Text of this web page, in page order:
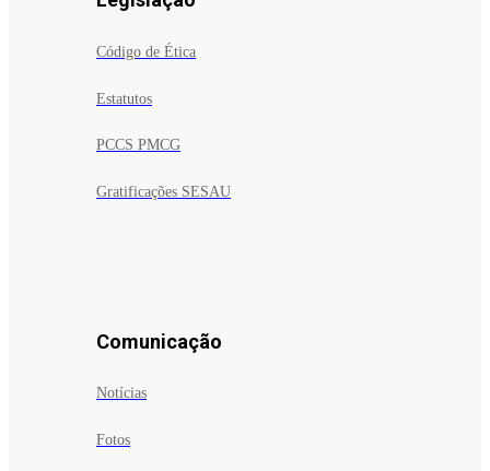
Código de Ética
Estatutos
PCCS PMCG
Gratificações SESAU
Comunicação
Notícias
Fotos